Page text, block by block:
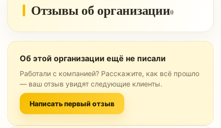
Отзывы об организации0
Об этой организации ещё не писали
Работали с компанией? Расскажите, как всё прошло
— ваш отзыв увидят следующие клиенты.
Написать первый отзыв